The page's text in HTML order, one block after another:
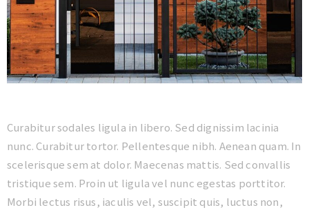
Curabitur sodales ligula in libero. Sed dignissim lacinia
nunc. Curabitur tortor. Pellentesque nibh. Aenean quam. In
scelerisque sem at dolor. Maecenas mattis. Sed convallis
tristique sem. Proin ut ligula vel nunc egestas porttitor.
Morbi lectus risus, iaculis vel, suscipit quis, luctus non,